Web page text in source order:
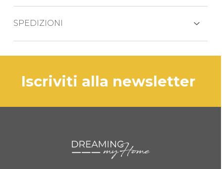
SPEDIZIONI
In caso di prodotto esaurito i tempi di
tempestivamente.
iscriviti alla newsletter